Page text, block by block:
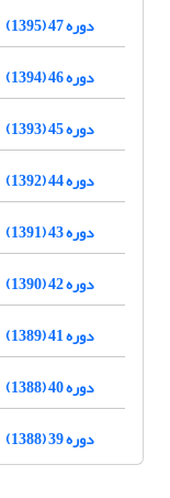
دوره 47 (1395)
دوره 46 (1394)
دوره 45 (1393)
دوره 44 (1392)
دوره 43 (1391)
دوره 42 (1390)
دوره 41 (1389)
دوره 40 (1388)
دوره 39 (1388)